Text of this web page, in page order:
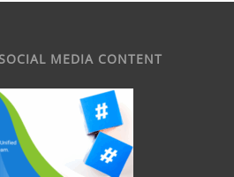
MEDIA CONTENT